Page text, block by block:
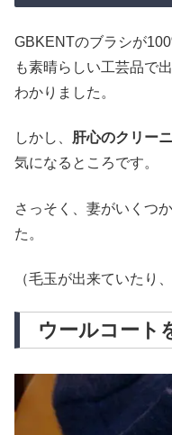
GBKENTのブラシが
も素晴らしい工芸品で
わかりました。
しかし、 肝心のクリー
気になるところです。
さっそく、妻がいくつ
た。
（毛玉が出来ていたり
ウールコート